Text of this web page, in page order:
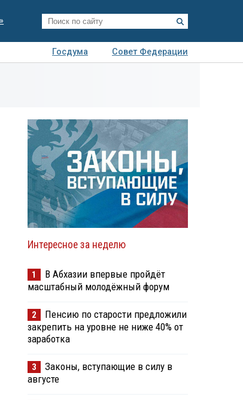
Госдума
Совет Федерации
Интересное за неделю
1
В Абхазии впервые пройдёт
масштабный молодёжный форум
2
Пенсию по старости предложили
закрепить на уровне не ниже 40% от
заработка
3
Законы, вступающие в силу в
августе